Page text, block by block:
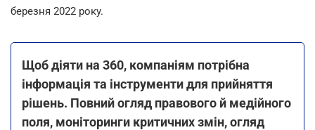
березня 2022 року.
Щоб діяти на 360, компаніям потрібна
інформація та інструменти для прийняття
рішень. Повний огляд правового й медійного
поля, моніторинги критичних змін, огляд